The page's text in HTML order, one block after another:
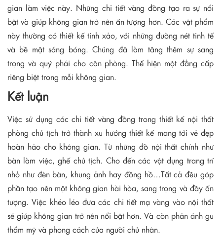
gian làm việc này. Những chi tiết vàng đồng tạo ra sự nổi
bật và giúp không gian trở nên ấn tượng hơn. Các vật phẩm
này thường có thiết kế tinh xảo, với những đường nét tinh tế
và bề mặt sáng bóng. Chúng đã làm tăng thêm sự sang
trọng và quý phái cho căn phòng. Thể hiện một đẳng cấp
riêng biệt trong mỗi không gian.
Kết luận
Việc sử dụng các chi tiết vàng đồng trong thiết kế nội thất
phòng chủ tịch trở thành xu hướng thiết kế mang tới vẻ đẹp
hoàn hảo cho không gian. Từ những đồ nội thất chính như
bàn làm việc, ghế chủ tịch. Cho đến các vật dụng trang trí
nhỏ như đèn bàn, khung ảnh hay đồng hồ…Tất cả đều góp
phần tạo nên một không gian hài hòa, sang trọng và đầy ấn
tượng. Việc khéo léo đưa các chi tiết mạ vàng vào nội thất
sẽ giúp không gian trở nên nổi bật hơn. Và còn phản ánh gu
thẩm mỹ và phong cách của người chủ nhân.